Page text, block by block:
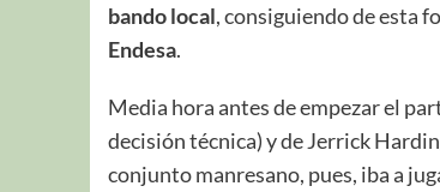
bando local, consiguiendo de esta
Endesa.
Media hora antes de empezar el
decisión técnica) y de Jerrick
conjunto manresano, pues, iba a